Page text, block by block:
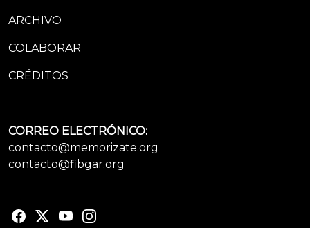
ARCHIVO
COLABORAR
CRÉDITOS
CORREO ELECTRÓNICO:
contacto@memorizate.org
contacto@fibgar.org